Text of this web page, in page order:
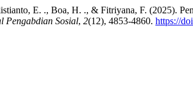
E. ., Boa, H. ., & Fitriyana, F. (2025).
Pengabdian Sosial, 2(12), 4853-4860. https://